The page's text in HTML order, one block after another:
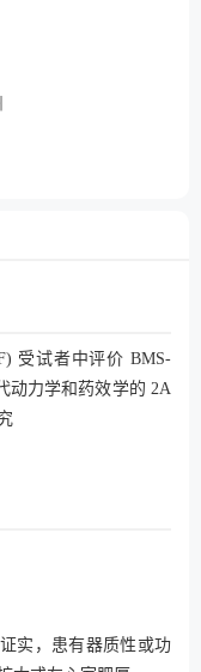
受试者中评价 BMS-
动力学和药效学的 2A
实，患有器质性或功